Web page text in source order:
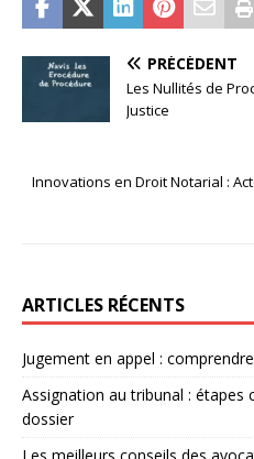
PRÉCÉDENT
Les Nullités de
Justice
Innovations en Droit Notarial :
ARTICLES RÉCENTS
Jugement en appel :
Assignation au tribunal : étapes
dossier